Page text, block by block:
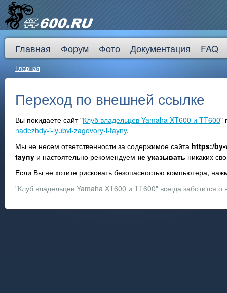
Главная Форум Фото Документация FAQ
Главная
Переход по внешней ссылке
Вы покидаете сайт "Клуб владельцев Yamaha XT600 и TT600"
nadezhdy-i-lyubvi-zagovory-i-tayny.
Мы не несем ответственности за содержимое сайта https:/by-
tayny и настоятельно рекомендуем не указывать никаких
Если Вы не хотите рисковать безопасностью компьютера,
"Клуб владельцев Yamaha XT600 и TT600" всегда заботится о